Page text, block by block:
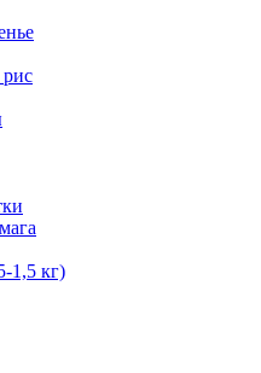
1,5 кг)